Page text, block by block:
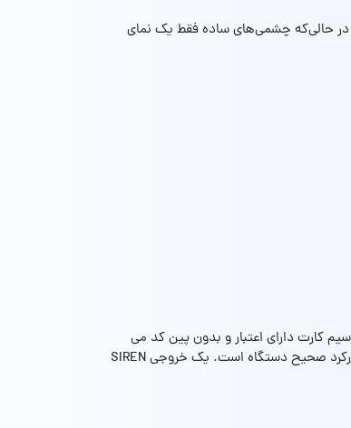
در حالی‌که چشمی‌های ساده فقط یک نمای
کارت دارای اعتبار و بدون پین کد می
توانید محصول را راه اندازی کنید. ابتدا ال ای دی به صورت سریع چشمک می زند و پس از آن هر 3 ثانیه یکبار چشمک می زند که نشان دهنده کارکرد صحیح دستگاه است. یک خروجی SIREN